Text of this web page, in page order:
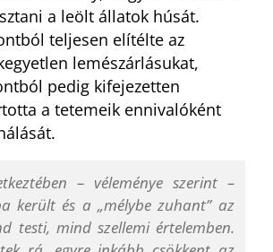
a leölt állatok húsát.
teljesen elítélte az
lemészárlásukat,
pedig kifejezetten
a tetemeik ennivalóként
– véleménye szerint –
került és a „mélybe zuhant” az
testi, mind szellemi értelemben.